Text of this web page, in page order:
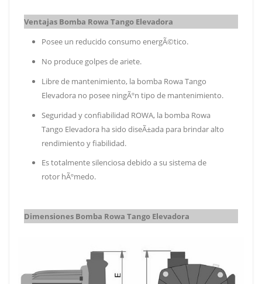
Ventajas Bomba Rowa Tango Elevadora
Posee un reducido consumo energÃ©tico.
No produce golpes de ariete.
Libre de mantenimiento, la bomba Rowa Tango
Elevadora no posee ningÃºn tipo de mantenimiento.
Seguridad y confiabilidad ROWA, la bomba Rowa
Tango Elevadora ha sido diseÃ±ada para brindar alto
rendimiento y fiabilidad.
Es totalmente silenciosa debido a su sistema de
rotor hÃºmedo.
Dimensiones Bomba Rowa Tango Elevadora